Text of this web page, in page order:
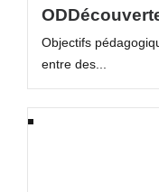
Objectifs
entre des...